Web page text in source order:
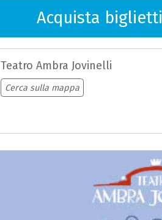
Acquista biglietti
Teatro Ambra Jovinelli
Cerca sulla mappa